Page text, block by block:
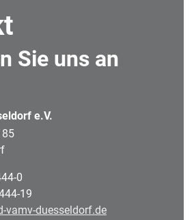
Sie uns an
e.V.
85
0
19
vamv-duesseldorf.de